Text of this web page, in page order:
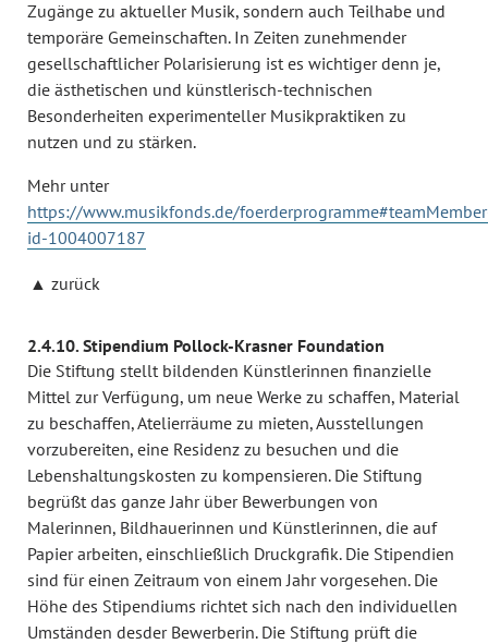
Zugänge zu aktueller Musik, sondern auch Teilhabe und
temporäre Gemeinschaften. In Zeiten zunehmender
gesellschaftlicher Polarisierung ist es wichtiger denn je,
die ästhetischen und künstlerisch-technischen
Besonderheiten experimenteller Musikpraktiken zu
nutzen und zu stärken.
Mehr unter
https://www.musikfonds.de/
id-1004007187
zurück
2.4.10. Stipendium Pollock-Krasner Foundation
Die Stiftung stellt bildenden Künstlerinnen finanzielle
Mittel zur Verfügung, um neue Werke zu schaffen, Material
zu beschaffen, Atelierräume zu mieten, Ausstellungen
vorzubereiten, eine Residenz zu besuchen und die
Lebenshaltungskosten zu kompensieren. Die Stiftung
begrüßt das ganze Jahr über Bewerbungen von
Malerinnen, Bildhauerinnen und Künstlerinnen, die auf
Papier arbeiten, einschließlich Druckgrafik. Die Stipendien
sind für einen Zeitraum von einem Jahr vorgesehen. Die
Höhe des Stipendiums richtet sich nach den individuellen
Umständen desder Bewerberin. Die Stiftung prüft die